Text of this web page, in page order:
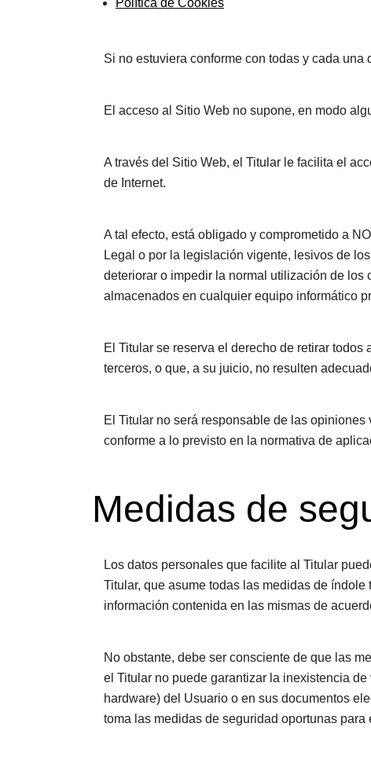
Política de Cookies
Si no estuviera conforme con todas y cada
El acceso al Sitio Web no supone, en modo
A través del Sitio Web, el Titular le facilita el
de Internet.
A tal efecto, está obligado y comprometido a
Legal o por la legislación vigente, lesivos de
deteriorar o impedir la normal utilización de
almacenados en cualquier equipo informático
El Titular se reserva el derecho de retirar
terceros, o que, a su juicio, no resulten
El Titular no será responsable de las
conforme a lo previsto en la normativa de
Medidas de
Los datos personales que facilite al Titular
Titular, que asume todas las medidas de
información contenida en las mismas de
No obstante, debe ser consciente de que las
el Titular no puede garantizar la inexistencia
hardware) del Usuario o en sus documentos
toma las medidas de seguridad oportunas